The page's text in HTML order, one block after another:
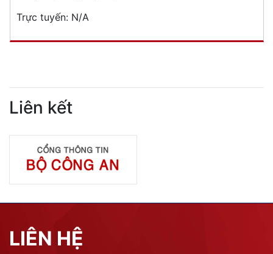
Trực tuyến: N/A
Liên kết
LIÊN HỆ